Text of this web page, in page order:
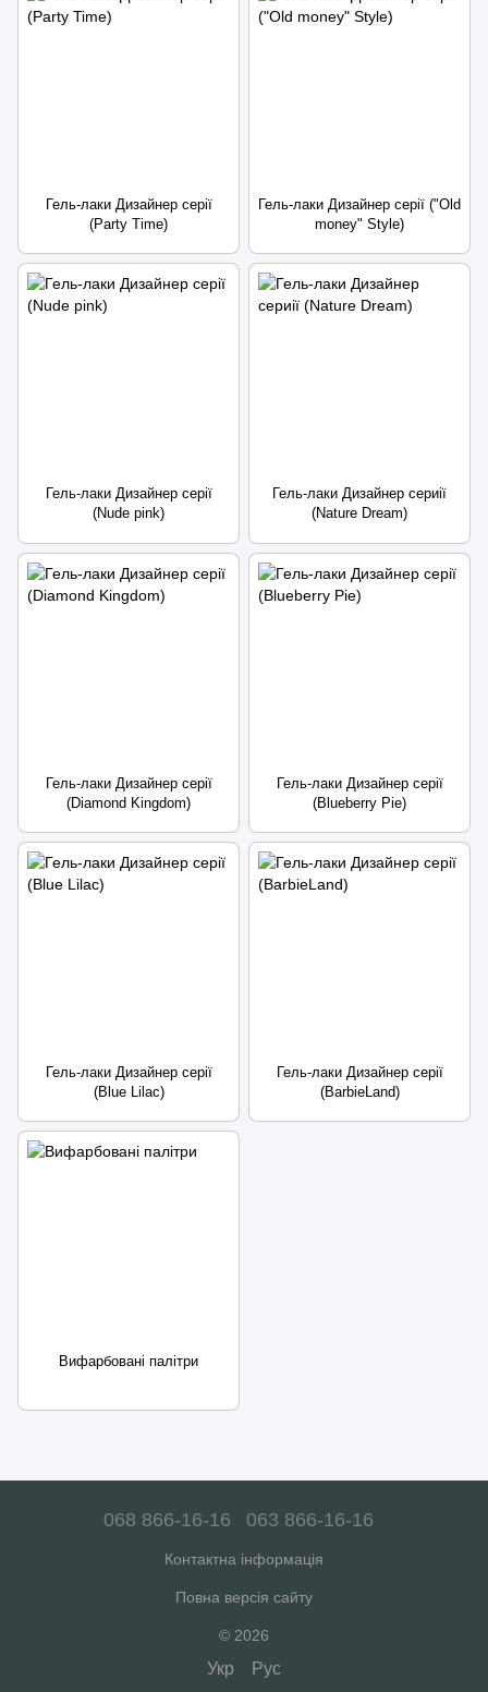
Гель-лаки Дизайнер серії
(Party Time)
Гель-лаки Дизайнер серії ("Old
money" Style)
Гель-лаки Дизайнер серії
(Nude pink)
Гель-лаки Дизайнер сериії
(Nature Dream)
Гель-лаки Дизайнер серії
(Diamond Kingdom)
Гель-лаки Дизайнер серії
(Blueberry Pie)
Гель-лаки Дизайнер серії
(Blue Lilac)
Гель-лаки Дизайнер серії
(BarbieLand)
Вифарбовані палітри
068 866-16-16 063 866-16-16
Контактна інформація
Повна версія сайту
© 2026
Укр Рус